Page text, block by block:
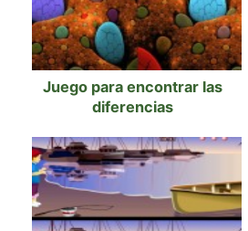
Juego para encontrar las
diferencias